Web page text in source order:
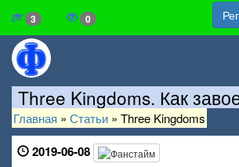
3 0
Three Kingdoms. Как
Главная » Статьи » Three Kingdoms
2019-06-08